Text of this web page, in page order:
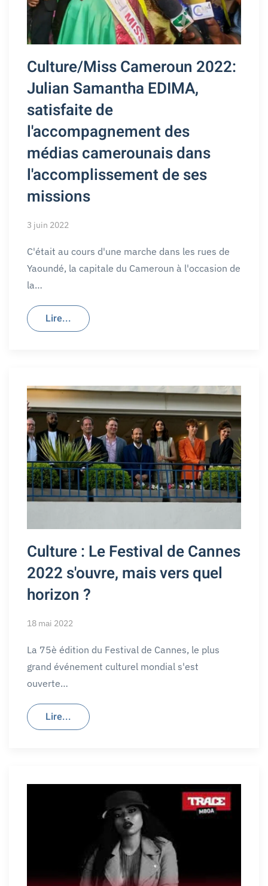
Culture/Miss Cameroun 2022:
Julian Samantha EDIMA,
satisfaite de
l'accompagnement des
médias camerounais dans
l'accomplissement de ses
missions
3 juin 2022
C'était au cours d'une marche dans les rues de
Yaoundé, la capitale du Cameroun à l'occasion de
la…
Lire...
Culture : Le Festival de Cannes
2022 s'ouvre, mais vers quel
horizon ?
18 mai 2022
La 75è édition du Festival de Cannes, le plus
grand événement culturel mondial s'est
ouverte…
Lire...